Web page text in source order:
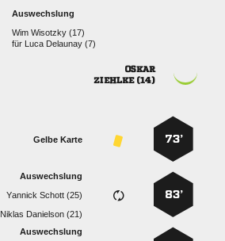
Auswechslung
  
für   

 
73’
Gelbe Karte
83’
Auswechslung
  
  
Auswechslung